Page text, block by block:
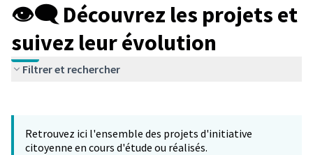
👁‍🗨 Découvrez les projets et
suivez leur évolution
Filtrer et rechercher
−
Retrouvez ici l'ensemble des projets d'initiative
citoyenne en cours d'étude ou réalisés.